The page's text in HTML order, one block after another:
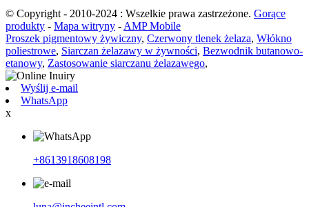
© Copyright - 2010-2024 : Wszelkie prawa zastrzeżone. Gorące
produkty - Mapa witryny - AMP Mobile
Proszek pigmentowy żywiczny, Czerwony tlenek żelaza, Włókno
poliestrowe, Siarczan żelazawy w żywności, Bezwodnik butanowo-
etanowy, Zastosowanie siarczanu żelazawego,
Wyślij e-mail
WhatsApp
x
+8613918608198